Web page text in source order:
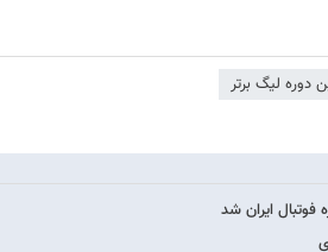
دوره لیگ برتر
ایران شد